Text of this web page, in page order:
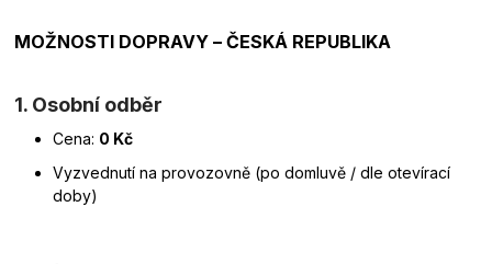
MOŽNOSTI DOPRAVY – ČESKÁ REPUBLIKA
1. Osobní odběr
Cena: 0 Kč
Vyzvednutí na provozovně (po domluvě / dle otevírací
doby)